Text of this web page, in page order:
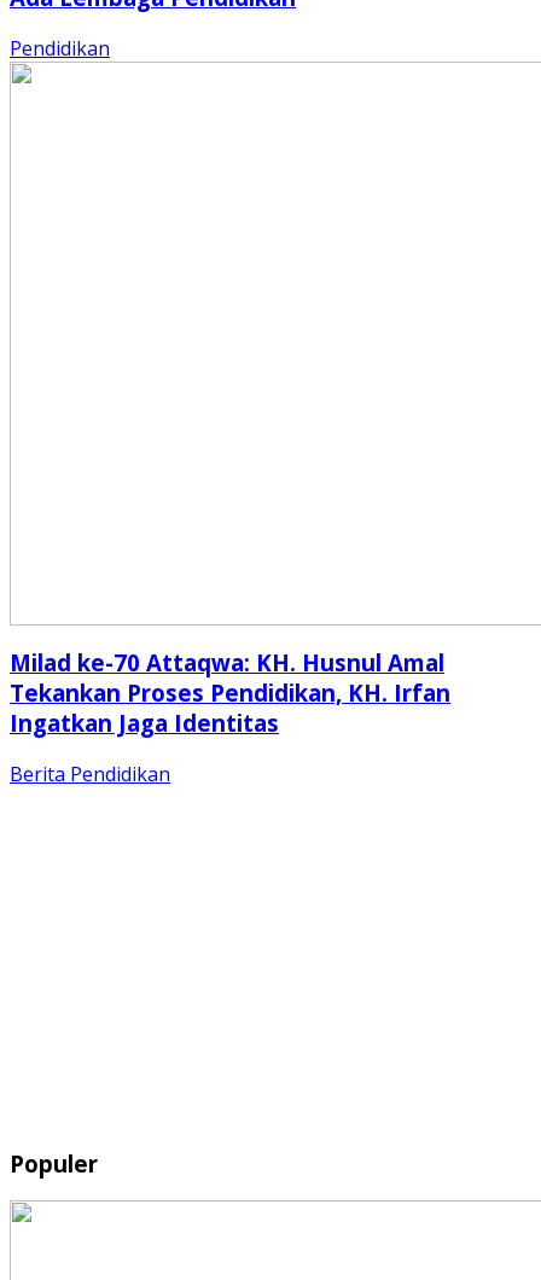
Pendidikan
Milad ke-70 Attaqwa: KH. Husnul Amal
Tekankan Proses Pendidikan, KH. Irfan
Ingatkan Jaga Identitas
Berita Pendidikan
Populer